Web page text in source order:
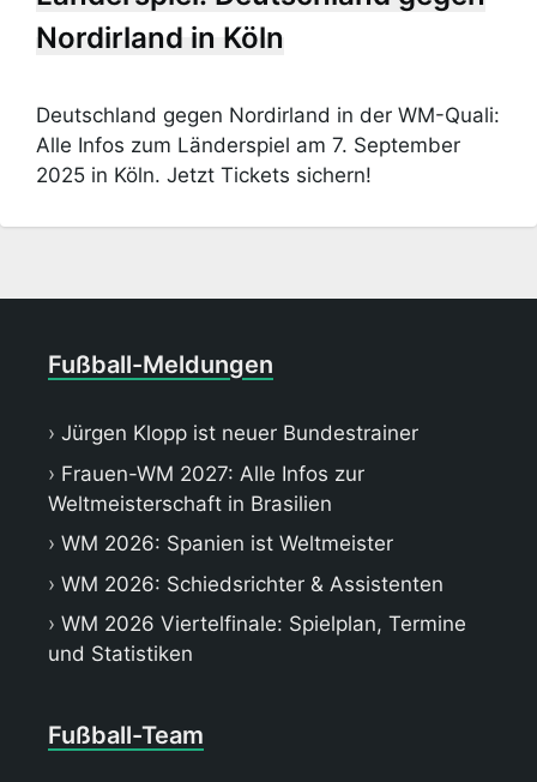
Nordirland in Köln
Deutschland gegen Nordirland in der WM-Quali:
Alle Infos zum Länderspiel am 7. September
2025 in Köln. Jetzt Tickets sichern!
Fußball-Meldungen
Jürgen Klopp ist neuer Bundestrainer
Frauen-WM 2027: Alle Infos zur
Weltmeisterschaft in Brasilien
WM 2026: Spanien ist Weltmeister
WM 2026: Schiedsrichter & Assistenten
WM 2026 Viertelfinale: Spielplan, Termine
und Statistiken
Fußball-Team